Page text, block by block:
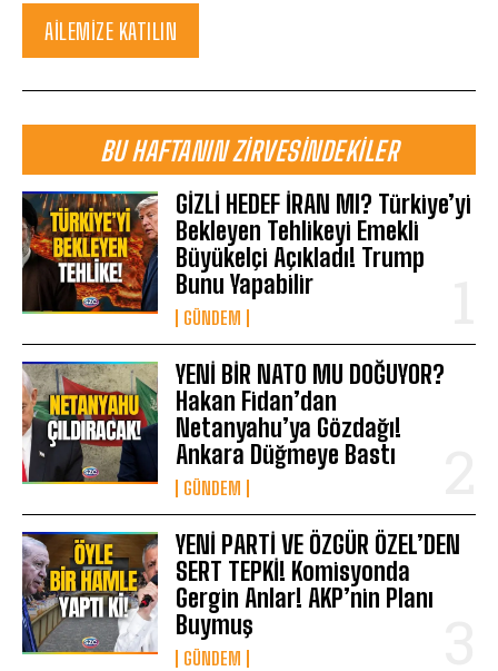
AILEMIZE KATILIN
BU HAFTANIN ZIRVESINDEKILER
GİZLİ HEDEF İRAN MI? Türkiye’yi
Bekleyen Tehlikeyi Emekli
Büyükelçi Açıkladı! Trump
Bunu Yapabilir
GÜNDEM
YENİ BİR NATO MU DOĞUYOR?
Hakan Fidan’dan
Netanyahu’ya Gözdağı!
Ankara Düğmeye Bastı
GÜNDEM
YENİ PARTİ VE ÖZGÜR ÖZEL’DEN
SERT TEPKİ! Komisyonda
Gergin Anlar! AKP’nin Planı
Buymuş
GÜNDEM